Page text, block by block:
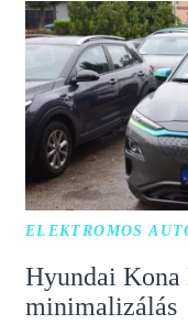
ELEKTROMOS
Hyundai
minimalizálás